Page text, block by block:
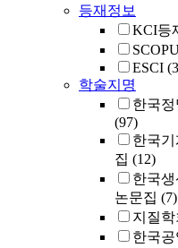
등재정보
KCI등
ESCI
학술지명
한국
(97)
한국
집 (12)
한국
논문집 (7)
지질학
한국